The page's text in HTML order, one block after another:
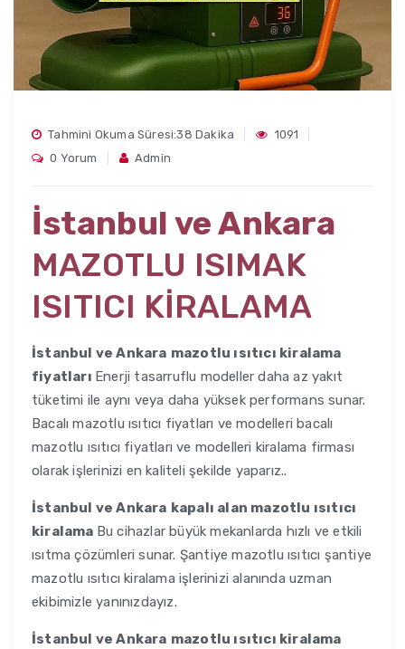
Tahmini Okuma Süresi:38 Dakika
1091
0 Yorum
Admin
İstanbul ve Ankara
MAZOTLU ISIMAK
ISITICI KİRALAMA
İstanbul ve Ankara mazotlu ısıtıcı kiralama
fiyatları Enerji tasarruflu modeller daha az yakıt
tüketimi ile aynı veya daha yüksek performans sunar.
Bacalı mazotlu ısıtıcı fiyatları ve modelleri bacalı
mazotlu ısıtıcı fiyatları ve modelleri kiralama firması
olarak işlerinizi en kaliteli şekilde yaparız..
İstanbul ve Ankara kapalı alan mazotlu ısıtıcı
kiralama Bu cihazlar büyük mekanlarda hızlı ve etkili
ısıtma çözümleri sunar. Şantiye mazotlu ısıtıcı şantiye
mazotlu ısıtıcı kiralama işlerinizi alanında uzman
ekibimizle yanınızdayız.
İstanbul ve Ankara mazotlu ısıtıcı kiralama